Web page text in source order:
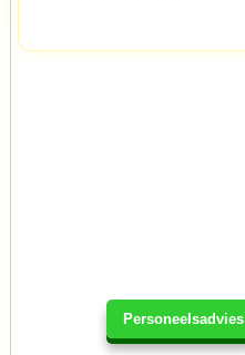
Personeelsadvies